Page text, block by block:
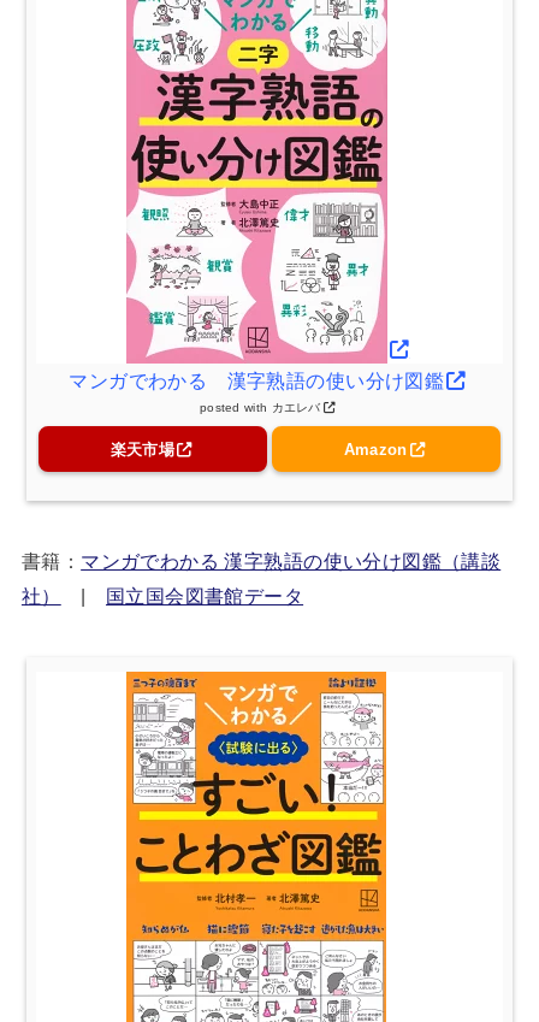
マンガでわかる 漢字熟語の使い分け図鑑
posted with カエレバ
楽天市場 Amazon
書籍： マンガでわかる 漢字熟語の使い分け図鑑（講談
社）
| 国立国会図書館データ